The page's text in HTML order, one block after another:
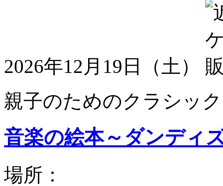
2026年12月19日（土）
親子のためのクラシッ
音楽の絵本～ダンディ
場所：